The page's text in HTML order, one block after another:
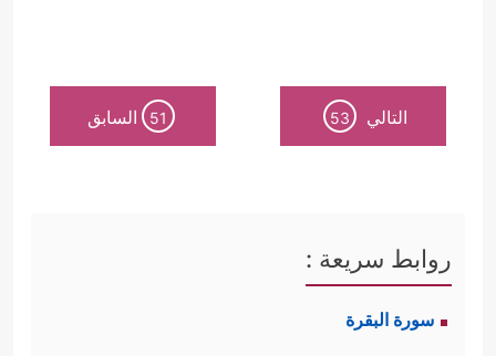
الرسالة وتحقيق معنى الاستخلاف على
هذه الأرض، وقد ضم هذا المقطع قواعد
أولًا: التربية الأسريَّة؛ حيث استهل
القرآن قصَّة الإصلاح هذه بقوله:
التالي 53
51 السابق
روابط سريعة :
سورة البقرة